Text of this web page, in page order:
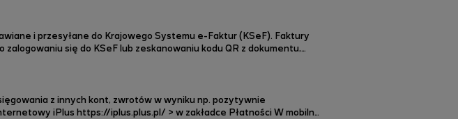
i przesyłane do Krajowego Systemu e-Faktur (KSeF). Faktury
się do KSeF lub zeskanowaniu kodu QR z dokumentu,
z innych kont, zwrotów w wyniku np. pozytywnie